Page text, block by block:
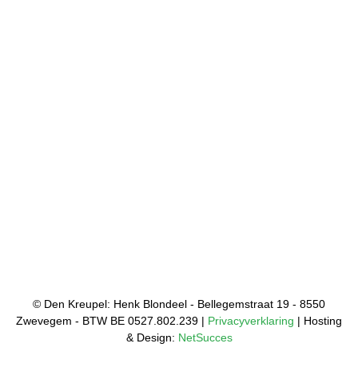
© Den Kreupel: Henk Blondeel - Bellegemstraat 19 - 8550
Zwevegem - BTW BE 0527.802.239 | Privacyverklaring | Hosting
& Design: NetSucces